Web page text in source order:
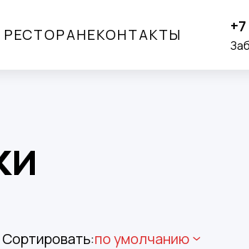
РЕСТОРАНЕКОНТАКТЫ
Сортировать:по умолчанию